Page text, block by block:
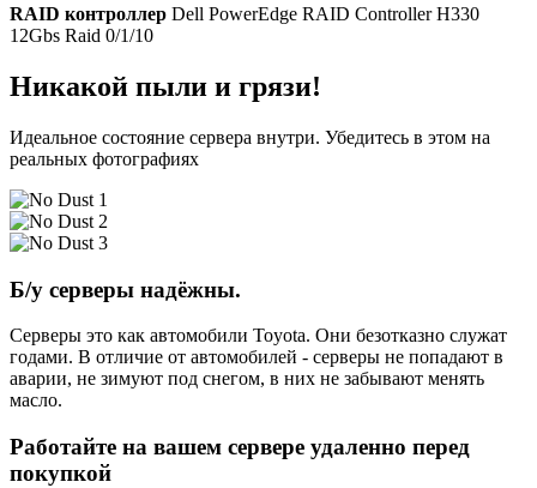
RAID контроллер Dell PowerEdge RAID Controller H330
12Gbs Raid 0/1/10
Никакой пыли и грязи!
Идеальное состояние сервера внутри. Убедитесь в этом на
реальных фотографиях
Б/у серверы надёжны.
Серверы это как автомобили Toyota. Они безотказно служат
годами. В отличие от автомобилей - серверы не попадают в
аварии, не зимуют под снегом, в них не забывают менять
масло.
Работайте на вашем сервере удаленно перед
покупкой